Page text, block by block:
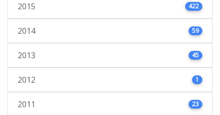
2015 422
2014 59
2013 45
2012 1
2011 23